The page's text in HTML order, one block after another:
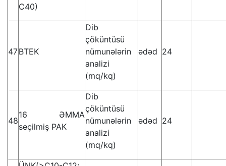
C40)
47BTEK
Dib
çöküntüsü
nümunələrin
analizi
(mq/kq)
ədəd 24
48
16 ƏMMA
seçilmiş PAK
Dib
çöküntüsü
nümunələrin
analizi
(mq/kq)
ədəd 24